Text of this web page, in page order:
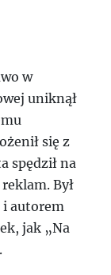
w
uniknął
się z
spędził na
Był
i autorem
jak „Na